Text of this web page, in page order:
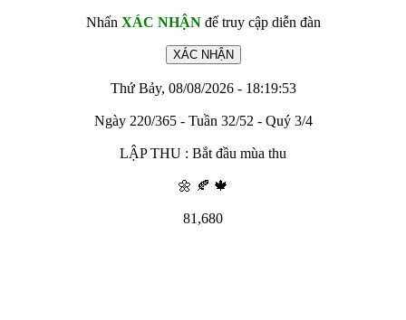
Nhấn XÁC NHẬNđể truy cập diễn đàn
Thứ Bảy, 08/08/2026 - 18:19:53
Ngày 220/365 - Tuần 32/52 - Quý 3/4
LẬP THU : Bắt đầu mùa thu
🌼 🍂 🍁
81,680